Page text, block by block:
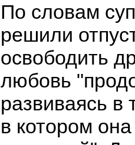
По словам
решили
освободить
любовь
развиваясь в
в котором